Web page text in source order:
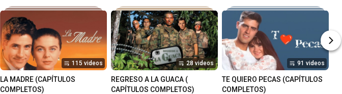
115 videos
LA MADRE (CAPÍTULOS
COMPLETOS)
28 videos
REGRESO A LA GUACA (
CAPÍTULOS COMPLETOS)
91 videos
TE QUIERO PECAS (CAPÍTULOS
COMPLETOS)